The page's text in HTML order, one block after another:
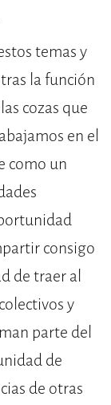
temas y
la función
cozas que
en el
como un
consigo
de traer al
y
parte del
de
de otras